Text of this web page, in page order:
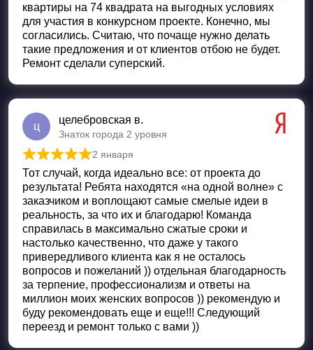
квартиры на 74 квадрата на выгодных условиях
для участия в конкурсном проекте. Конечно, мы
согласились. Считаю, что почаще нужно делать
такие предложения и от клиентов отбою не будет.
Ремонт сделали суперский.
ц
целебровская в.
Знаток города 2 уровня
Оценка 5из 5
2 января
Тот случай, когда идеально все: от проекта до
результата! Ребята находятся «на одной волне» с
заказчиком и воплощают самые смелые идеи в
реальность, за что их и благодарю! Команда
справилась в максимально сжатые сроки и
настолько качественно, что даже у такого
привередливого клиента как я не осталось
вопросов и пожеланий )) отдельная благодарность
за терпение, профессионализм и ответы на
миллион моих женских вопросов )) рекомендую и
буду рекомендовать еще и еще!!! Следующий
переезд и ремонт только с вами ))